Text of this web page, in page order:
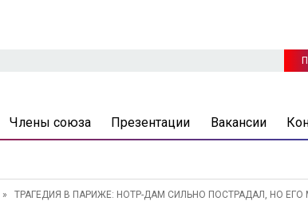
Члены союза Презентации Вакансии
» ТРАГЕДИЯ В ПАРИЖЕ: НОТР-ДАМ СИЛЬНО ПОСТРАДАЛ, НО